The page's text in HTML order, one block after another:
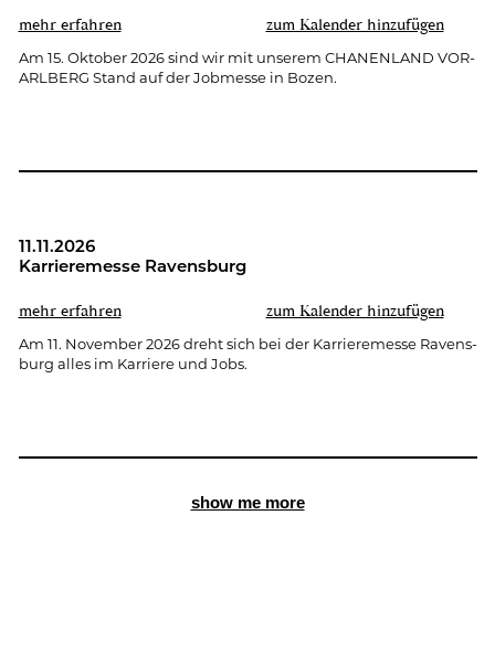
mehr er­fah­ren zum Ka­len­der hin­zu­fü­gen
Am 15. Ok­to­ber 2026 sind wir mit un­se­rem CHA­NEN­LAND VOR­
ARL­BERG Stand auf der Job­mes­se in Bozen.
11.11.2026
Kar­rie­re­mes­se Ra­vens­burg
mehr er­fah­ren zum Ka­len­der hin­zu­fü­gen
Am 11. No­vem­ber 2026 dreht sich bei der Kar­rie­re­mes­se Ra­vens­
burg alles im Kar­rie­re und Jobs.
show me more